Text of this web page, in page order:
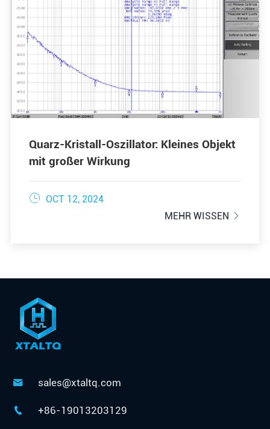
Quarz-Kristall-Oszillator: Kleines Objekt
mit großer Wirkung
 OCT 12, 2024
MEHR WISSEN

 sales@xtaltq.com
 +86-19013203129